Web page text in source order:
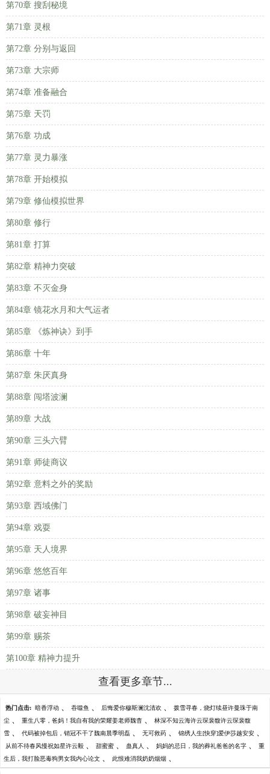
第70章 搜刮秘境
第71章 灵根
第72章 分别与返回
第73章 大宗师
第74章 准备融合
第75章 天罚
第76章 功成
第77章 灵力暴涨
第78章 开始模拟
第79章 修仙模拟世界
第80章 修行
第81章 打算
第82章 精神力突破
第83章 不灭金身
第84章 镜花水月和大气运者
第85章 《炼神诀》到手
第86章 十年
第87章 朱厌真身
第88章 闯塔波澜
第89章 大战
第90章 三头六臂
第91章 师徒商议
第92章 意料之外的奖励
第93章 西域佛门
第94章 戏耍
第95章 天人境界
第96章 悠悠百年
第97章 诸事
第98章 破妄神目
第99章 赐茶
第100章 精神力提升
查看更多章节...
热门点击: 暗香浮动 、 吞噬鱼 、 后悔爱你穆斯澜沈清欢 、 拨雪寻春，烧灯续昼许曼珠于南
尘 、 重生八零，爸妈！我自有我的荣耀姜老师魏杳 、 林深不知云海许云琛裴馥许云琛裴馥
雪 、 代码被掉包后，销冠不干了魏南晨季明磊 、 无可救药 、 锦绣人生[快穿]爱伊莎越安安 、
从前不待春风慢祝如星许云毅 、 甜蜜蜜 、 蛊真人 、 妈妈的忌日，我的葬礼爸爸的名字 、 重
生后，我打脸恶毒狗男女我内心论文 、 此恨难消我奶奶烟烟 、